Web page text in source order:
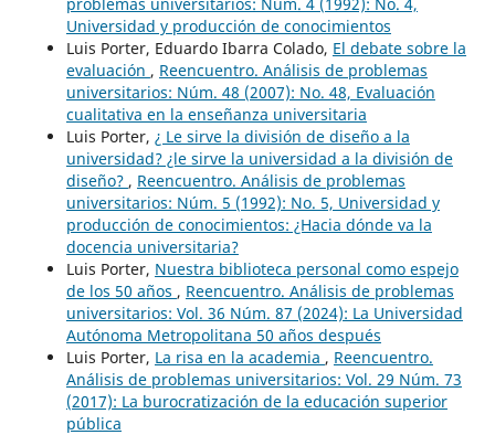
Universidad y producción de conocimientos
Luis Porter, Eduardo Ibarra Colado, El debate sobre la
evaluación , Reencuentro. Análisis de problemas
universitarios: Núm. 48 (2007): No. 48, Evaluación
cualitativa en la enseñanza universitaria
Luis Porter, ¿ Le sirve la división de diseño a la
universidad? ¿le sirve la universidad a la división de
diseño? , Reencuentro. Análisis de problemas
universitarios: Núm. 5 (1992): No. 5, Universidad y
producción de conocimientos: ¿Hacia dónde va la
docencia universitaria?
Luis Porter, Nuestra biblioteca personal como espejo
de los 50 años , Reencuentro. Análisis de problemas
universitarios: Vol. 36 Núm. 87 (2024): La Universidad
Autónoma Metropolitana 50 años después
Luis Porter, La risa en la academia , Reencuentro.
Análisis de problemas universitarios: Vol. 29 Núm. 73
(2017): La burocratización de la educación superior
pública